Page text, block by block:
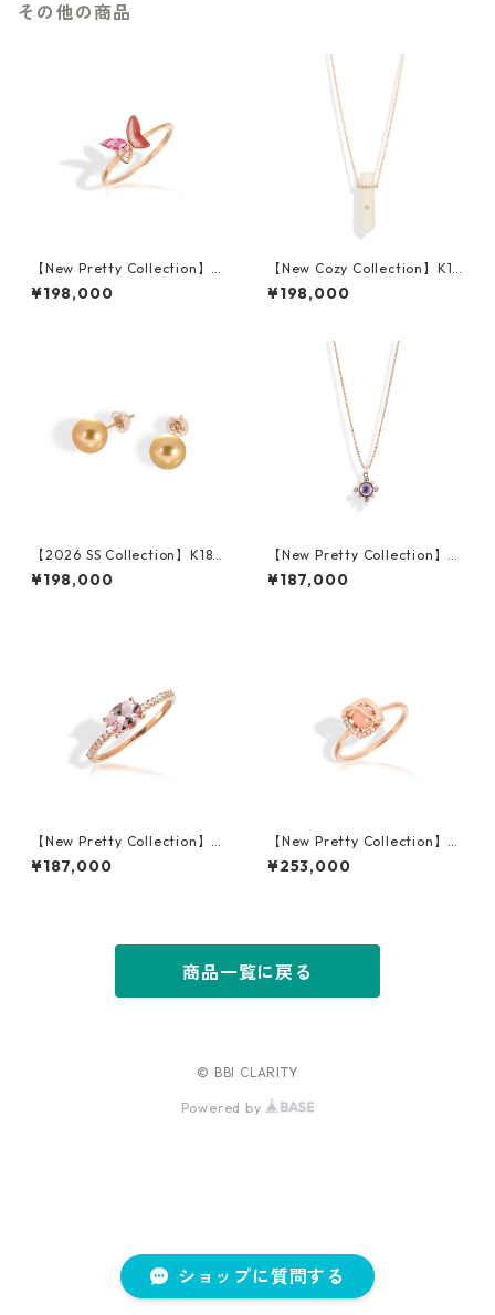
ショップに質問する
その他の商品
【New Pretty Collection】K1
8PG Shell Pink Sapphire Rin
g
¥198,000
【New Cozy Collection】K10
PG White Moonstone Neckl
ace
¥198,000
【2026 SS Collection】K18P
G Golden Pearl Pierced Earr
ings
¥198,000
【New Pretty Collection】K1
8PG Amethyst Pendant
¥187,000
【New Pretty Collection】K1
8PG Morganite Ring
¥187,000
【New Pretty Collection】K1
8PG Pink Opal Ring
¥253,000
商品一覧に戻る
© BBI CLARITY
Powered by